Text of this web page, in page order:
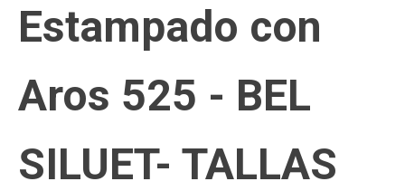
Estampado con
Aros 525 - BEL
SILUET- TALLAS